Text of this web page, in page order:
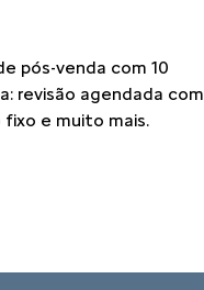
pós-venda com 10
revisão agendada com
e muito mais.